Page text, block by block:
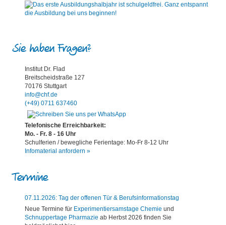
Sie haben Fragen?
Institut Dr. Flad
Breitscheidstraße 127
70176 Stuttgart
info@chf.de
(+49) 0711 637460
Telefonische Erreichbarkeit:
Mo. - Fr. 8 - 16 Uhr
Schulferien / bewegliche Ferientage: Mo-Fr 8-12 Uhr
Infomaterial anfordern »
Termine
07.11.2026: Tag der offenen Tür & Berufsinformationstag
Neue Termine für Experimentiersamstage Chemie und
Schnuppertage Pharmazie ab Herbst 2026 finden Sie